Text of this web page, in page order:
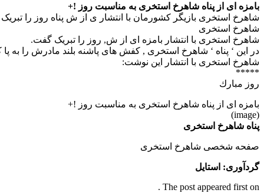
بامزه ای از پناه شاهرخ استخری به مناسبت روز !+
شاهرخ استخری بازیگر کشورمان با انتشار ی از ش پناه روز را
شاهرخ استخری
شاهرخ استخری با انتشار بامزه ای از ش, روز را تبریک گفت.
در این ‘ پناه ‘ شاهرخ استخری , کفش های پاشنه بلند مادرش را به
شاهرخ استخری با انتشار این نوشت:
*****
روز مبارك
بامزه ای از پناه شاهرخ استخری به مناسبت روز !+
(image)
پناه شاهرخ استخری
صفحه شخصی شاهرخ استخری
گردآوری: استایل
The post appeared first on .